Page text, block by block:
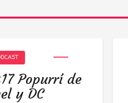
Popurrí de
y DC